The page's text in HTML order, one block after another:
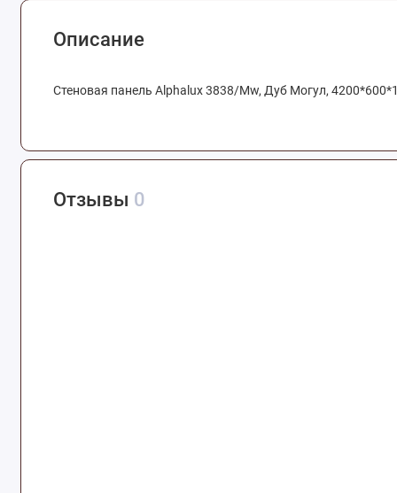
Описание
Cтеновая панель Alphalux 3838/Mw, Дуб Могул,
Отзывы 0